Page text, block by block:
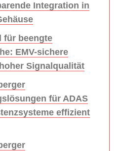
Integration in
für beengte
EMV-sichere
Signalqualität
für ADAS
effizient